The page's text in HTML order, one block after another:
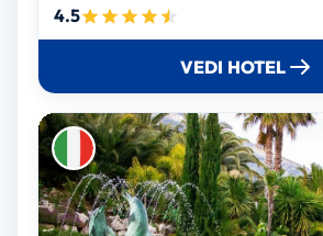
4.5
VEDI HOTEL